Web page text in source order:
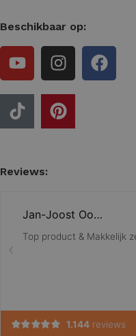
Beschikbaar op:
Reviews: